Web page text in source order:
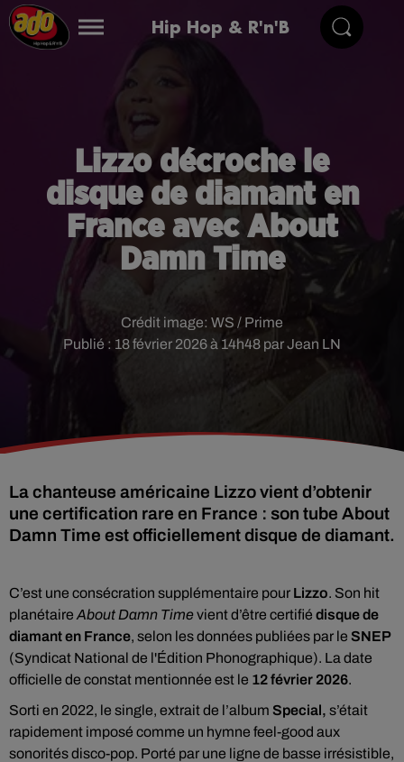
Hip Hop & R'n'B
Lizzo décroche le
disque de diamant en
France avec About
Damn Time
Publié : 18 février 2026 à 14h48 par Jean LN
Crédit image: WS / Prime
La chanteuse américaine Lizzo vient d’obtenir
une certification rare en France : son tube About
Damn Time est officiellement disque de diamant.
C’est une consécration supplémentaire pour Lizzo. Son hit
planétaire About Damn Timevient d’être certifié disque de
diamant en France, selon les données publiées par le SNEP
(Syndicat National de l'Édition Phonographique). La date
officielle de constat mentionnée est le 12 février 2026.
Sorti en 2022, le single, extrait de l’album Special, s’était
rapidement imposé comme un hymne feel-good aux
sonorités disco-pop. Porté par une ligne de basse irrésistible,